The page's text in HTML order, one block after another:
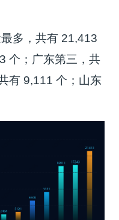
多，共有 21,413
个；广东第三，共
有 9,111 个；山东